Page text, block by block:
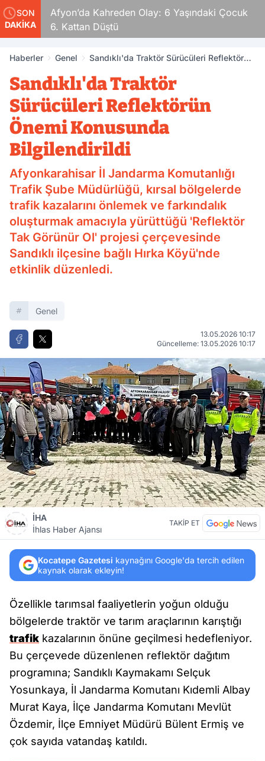
SON
DAKİKA
Afyon’da Kahreden Olay: 6 Yaşındaki Çocuk
6. Kattan Düştü
Haberler Genel
Sandıklı'da Traktör Sürücüleri Reflektörün
Sandıklı'da Traktör
Sürücüleri Reflektörün
Önemi Konusunda
Bilgilendirildi
Afyonkarahisar İl Jandarma Komutanlığı
Trafik Şube Müdürlüğü, kırsal bölgelerde
trafik kazalarını önlemek ve farkındalık
oluşturmak amacıyla yürüttüğü 'Reflektör
Tak Görünür Ol' projesi çerçevesinde
Sandıklı ilçesine bağlı Hırka Köyü'nde
etkinlik düzenledi.
Genel
13.05.2026 10:17
Güncelleme: 13.05.2026 10:17
İHA
İhlas Haber Ajansı
TAKİP ET
Kocatepe Gazetesi kaynağını Google'da tercih edilen
kaynak olarak ekleyin!
Özellikle tarımsal faaliyetlerin yoğun olduğu
bölgelerde traktör ve tarım araçlarının karıştığı
trafik kazalarının önüne geçilmesi hedefleniyor.
Bu çerçevede düzenlenen reflektör dağıtım
programına; Sandıklı Kaymakamı Selçuk
Yosunkaya, İl Jandarma Komutanı Kıdemli Albay
Murat Kaya, İlçe Jandarma Komutanı Mevlüt
Özdemir, İlçe Emniyet Müdürü Bülent Ermiş ve
çok sayıda vatandaş katıldı.